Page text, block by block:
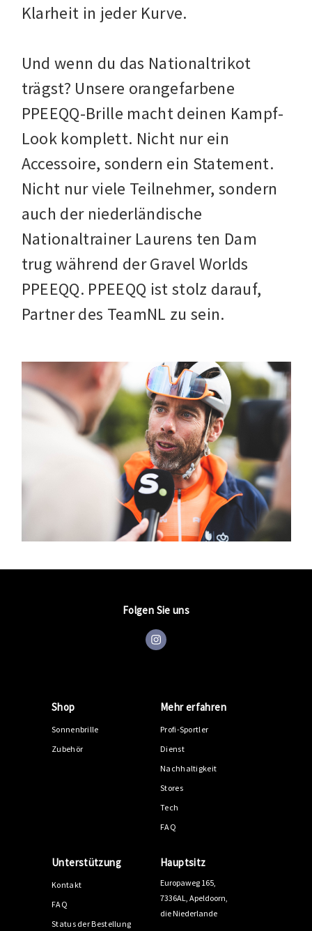
Klarheit in jeder Kurve.
Und wenn du das Nationaltrikot
trägst? Unsere orangefarbene
PPEEQQ-Brille macht deinen Kampf-
Look komplett. Nicht nur ein
Accessoire, sondern ein Statement.
Nicht nur viele Teilnehmer, sondern
auch der niederländische
Nationaltrainer Laurens ten Dam
trug während der Gravel Worlds
PPEEQQ. PPEEQQ ist stolz darauf,
Partner des TeamNL zu sein.
Folgen Sie uns
Shop
Sonnenbrille
Zubehör
Mehr erfahren
Profi-Sportler
Dienst
Nachhaltigkeit
Stores
Tech
FAQ
Unterstützung
Kontakt
FAQ
Status der Bestellung
Hauptsitz
Europaweg 165,
7336AL, Apeldoorn,
die Niederlande